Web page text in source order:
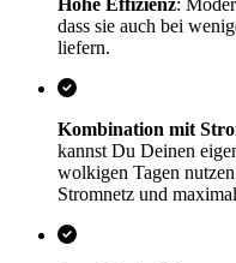
dass sie auch bei
liefern.
Kombination mit
kannst Du Deinen
wolkigen Tagen
Stromnetz und